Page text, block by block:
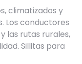
climatizados y
Los conductores
las rutas rurales,
Sillitas para